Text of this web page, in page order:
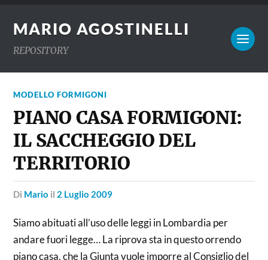
MARIO AGOSTINELLI
REPOSITORY
MODELLO FORMIGONI
PIANO CASA FORMIGONI:
IL SACCHEGGIO DEL
TERRITORIO
di Mario il 2 Luglio 2009
Siamo abituati all’uso delle leggi in Lombardia per
andare fuori legge… La riprova sta in questo orrendo
piano casa, che la Giunta vuole imporre al Consiglio del